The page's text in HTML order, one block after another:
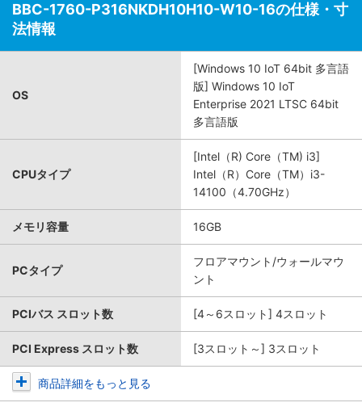
BBC-1760-P316NKDH10H10-W10-16の仕様・寸
法情報
OS
[Windows 10 IoT 64bit 多言語
版] Windows 10 IoT
Enterprise 2021 LTSC 64bit
多言語版
CPUタイプ
[Intel（R) Core（TM) i3]
Intel（R）Core（TM）i3-
14100（4.70GHz）
メモリ容量 16GB
PCタイプ
フロアマウント/ウォールマウ
ント
PCIバス スロット数 [4～6スロット] 4スロット
PCI Express スロット数 [3スロット～] 3スロット
商品詳細をもっと見る